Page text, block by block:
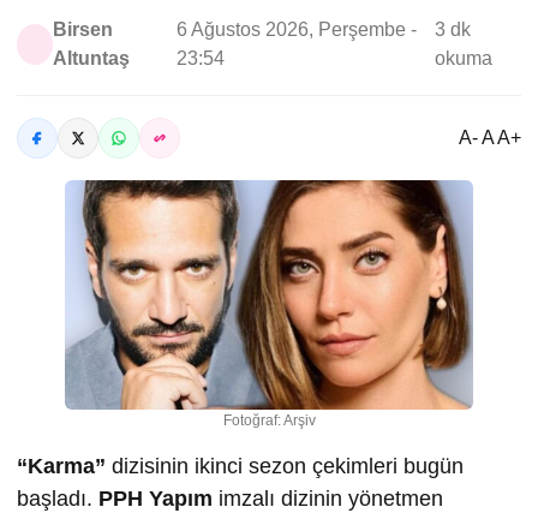
Birsen
Altuntaş
6 Ağustos 2026, Perşembe -
23:54
3 dk
okuma
A- A A+
Fotoğraf: Arşiv
“Karma” dizisinin ikinci sezon çekimleri bugün
başladı. PPH Yapım imzalı dizinin yönetmen